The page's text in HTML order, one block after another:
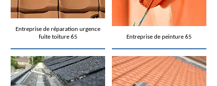
Entreprise de réparation urgence
fuite toiture 65
Entreprise de peinture 65